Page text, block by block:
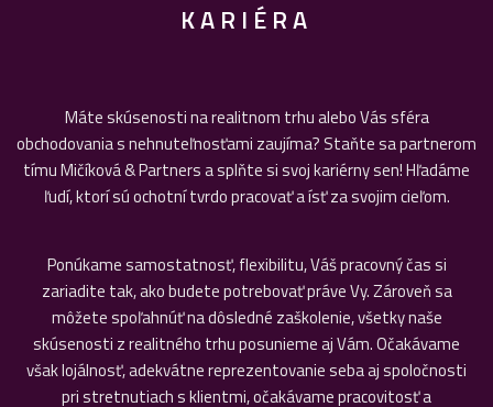
KARIÉRA
Máte skúsenosti na realitnom trhu alebo Vás sféra
obchodovania s nehnuteľnosťami zaujíma? Staňte sa partnerom
tímu Mičíková & Partners a splňte si svoj kariérny sen! Hľadáme
ľudí, ktorí sú ochotní tvrdo pracovať a ísť za svojim cieľom.
Ponúkame samostatnosť, flexibilitu, Váš pracovný čas si
zariadite tak, ako budete potrebovať práve Vy. Zároveň sa
môžete spoľahnúť na dôsledné zaškolenie, všetky naše
skúsenosti z realitného trhu posunieme aj Vám. Očakávame
však lojálnosť, adekvátne reprezentovanie seba aj spoločnosti
pri stretnutiach s klientmi, očakávame pracovitosť a